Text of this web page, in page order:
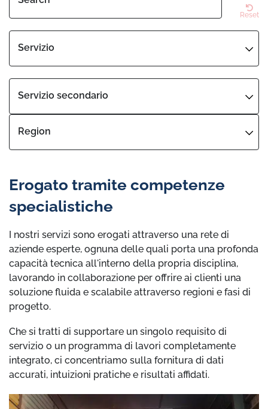
Reset
Servizio
Servizio secondario
Region
Erogato tramite competenze
specialistiche
I nostri servizi sono erogati attraverso una rete di
aziende esperte, ognuna delle quali porta una profonda
capacità tecnica all'interno della propria disciplina,
lavorando in collaborazione per offrire ai clienti una
soluzione fluida e scalabile attraverso regioni e fasi di
progetto.
Che si tratti di supportare un singolo requisito di
servizio o un programma di lavori completamente
integrato, ci concentriamo sulla fornitura di dati
accurati, intuizioni pratiche e risultati affidati.